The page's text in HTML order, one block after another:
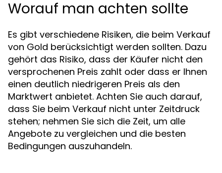
Worauf man achten sollte
Es gibt verschiedene Risiken, die beim Verkauf
von Gold berücksichtigt werden sollten. Dazu
gehört das Risiko, dass der Käufer nicht den
versprochenen Preis zahlt oder dass er Ihnen
einen deutlich niedrigeren Preis als den
Marktwert anbietet. Achten Sie auch darauf,
dass Sie beim Verkauf nicht unter Zeitdruck
stehen; nehmen Sie sich die Zeit, um alle
Angebote zu vergleichen und die besten
Bedingungen auszuhandeln.